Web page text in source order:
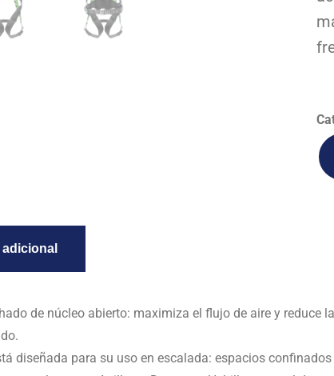
de núcleo abierto: maximiza el flujo de aire y
diseñada para su uso en escalada: espacios